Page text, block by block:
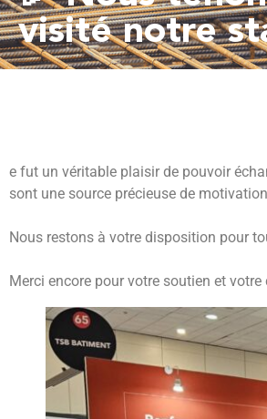
visité notre
e fut un véritable plaisir de pouvoir
sont une source précieuse de
Nous restons à votre disposition pour
Merci encore pour votre soutien et votre